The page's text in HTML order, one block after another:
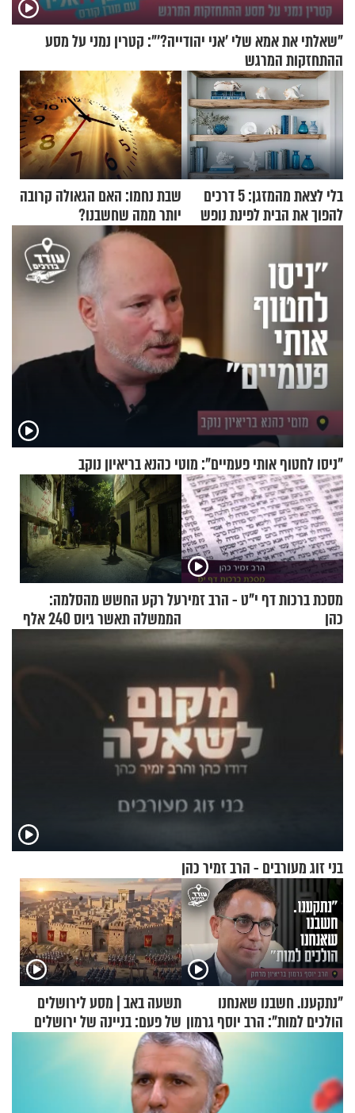
"שאלתי את אמא שלי 'אני יהודייה?'": קטרין נמני על מסע
ההתחזקות המרגש
בלי לצאת מהמזגן: 5 דרכים
להפוך את הבית לפינת נופש
שבת נחמו: האם הגאולה קרובה
יותר ממה שחשבנו?
"ניסו לחטוף אותי פעמיים": מוטי כהנא בריאיון נוקב
מסכת ברכות דף י"ט - הרב זמיר
כהן
על רקע החשש מהסלמה:
הממשלה תאשר גיוס 240 אלף
אנשי מילואים
בני זוג מעורבים - הרב זמיר כהן
"נתקענו. חשבנו שאנחנו
הולכים למות": הרב יוסף גרמון
תשעה באב | מסע לירושלים
של פעם: בניינה של ירושלים